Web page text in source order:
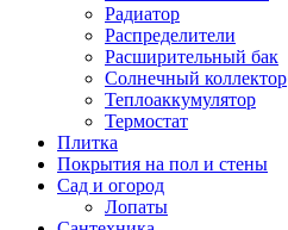
Радиатор
Распределители
Расширительный бак
Солнечный коллектор
Теплоаккумулятор
Термостат
Плитка
Покрытия на пол и стены
Сад и огород
Лопаты